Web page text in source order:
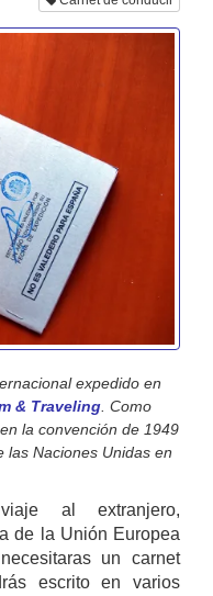
expedido en
& Traveling. Como
la convención de 1949
las Naciones Unidas en
al extranjero,
de la Unión Europea
un carnet
escrito en varios